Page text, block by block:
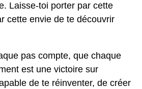
Laisse-toi porter par cette
cette envie de te découvrir
pas compte, que chaque
est une victoire sur
de te réinventer, de créer